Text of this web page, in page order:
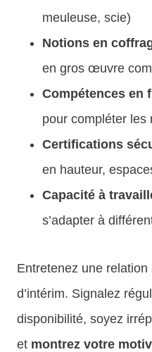
meuleuse, scie)
Notions en
en gros œuvre
Compétences en
pour compléter les
Certifications
en hauteur,
Capacité à
s’adapter à
Entretenez une
d’intérim. Signalez
disponibilité, soyez
et montrez votre